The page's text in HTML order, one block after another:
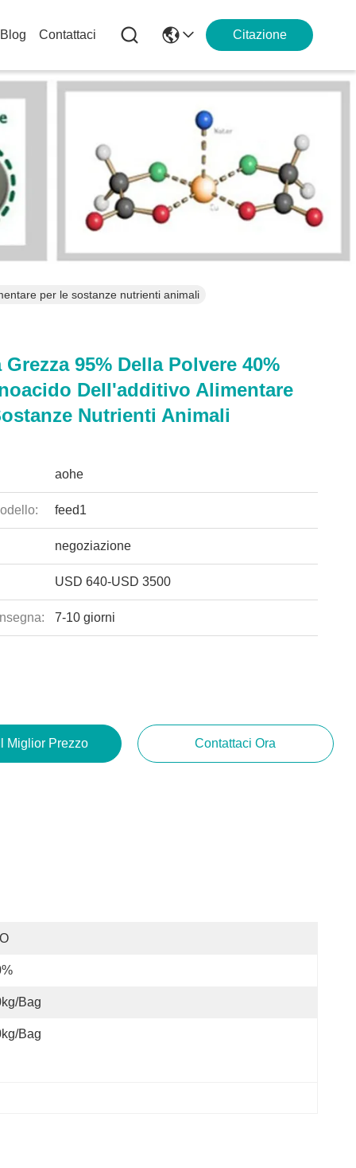
Blog Contattaci Citazione
per le sostanze nutrienti animali
95% Della Polvere 40%
Dell'additivo Alimentare
Nutrienti Animali
aohe
feed1
negoziazione
USD 640-USD 3500
7-10 giorni
Miglior Prezzo Contattaci Ora
bag
bag